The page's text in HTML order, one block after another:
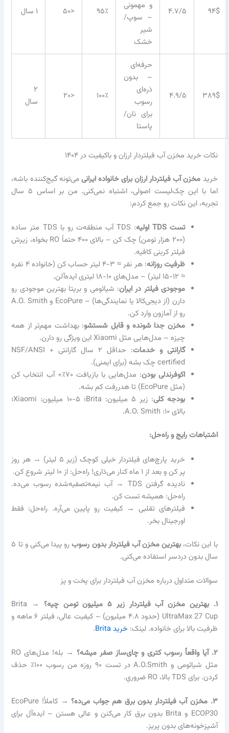
۹۴$ ۴.۷/۵
و مهمونی
– سوپ/
شیر
خشک
۹۵٪ <۵۰ ۱ سال
۳۸۹$ ۴.۹/۵
حرفه‌ای
– بدون
ذره‌ای
رسوب
برای نان/
پاستا
۱۰۰٪ <۲۰
۲
سال
نکات خرید مخزن آب فیلتردار ارزان و باکیفیت در ۱۴۰۴
خرید مخزن آب فیلتردار ارزان برای خانواده ایرانیمی‌تونه گیج‌کننده باشه،
اما با این چک‌لیست اصولی، اشتباه نمی‌کنی. من بر اساس ۵ سال
تجربه، این نکات رو جمع کردم:
تست TDS اولیه
: TDS آب منطقه‌ت رو با TDS متر ساده
(۲۰۰ هزار تومن) چک کن – بالای ۴۰۰ حتماً RO بخواه، زیرش
فیلتر کربنی کافیه.
ظرفیت روزانه
: هر نفر ≈ ۳-۴ لیتر حساب کن (خانواده ۴ نفره
≈ ۱۲-۱۵ لیتر) – مدل‌های ۱۰-۱۸ لیتری ایده‌آلن.
موجودی فیلتر در ایران: شیائومی و بریتا بهترین موجودی رو
دارن (از دیجی‌کالا یا نمایندگی‌ها) – EcoPure و A.O. Smith
رو از آمازون وارد کن.
مخزن جدا شونده و قابل شستشو: بهداشت مهم‌تر از همه
چیزه – مدل‌هایی مثل Xiaomi این ویژگی رو دارن.
گارانتی و خدمات
: حداقل ۲ سال گارانتی + NSF/ANSI
certified چک بشه (برای ایمنی).
اکوفرندلی بودن
: مدل‌هایی با بازیافت ۷۰٪+ آب انتخاب کن
(مثل EcoPure) تا هدررفت کم بشه.
بودجه کلی
: زیر ۵ میلیون: Brita؛ ۵-۱۰ میلیون: Xiaomi؛
بالای ۱۰: A.O. Smith.
اشتباهات رایج و راه‌حل:
خرید پارچ‌های فیلتردار خیلی کوچک (زیر ۵ لیتر) → هر روز
پر کن و بعد از ۱ ماه کنار می‌ذاری! راه‌حل: از ۱۰ لیتر شروع کن.
نادیده گرفتن TDS → آب نیمه‌تصفیه‌شده رسوب می‌ده.
راه‌حل: همیشه تست کن.
فیلترهای تقلبی → کیفیت رو پایین می‌آره. راه‌حل: فقط
اورجینال بخر.
با این نکات، بهترین مخزن آب فیلتردار بدون رسوب
رو پیدا می‌کنی و تا ۵
سال بدون دردسر استفاده می‌کنی.
سوالات متداول درباره مخزن آب فیلتردار برای پخت و پز
۱. بهترین مخزن آب فیلتردار زیر ۵ میلیون تومن چیه؟
→ Brita
UltraMax 27 Cup (حدود ۴.۸ میلیون) – کیفیت عالی، فیلتر ۶ ماهه و
ظرفیت بالا برای خانواده. لینک:خرید Brita .
۲. آیا واقعاً رسوب کتری و چای‌ساز صفر میشه؟
→ بله! مدل‌های RO
مثل شیائومی و A.O.Smith در تست ۹۰ روزه من رسوب ۱۰۰٪ حذف
کردن. برای TDS بالا، RO ضروریِ.
۳. مخزن آب فیلتردار بدون برق هم جواب می‌ده؟
→ کاملاً! EcoPure
ECOP30 و Brita بدون برق کار می‌کنن و عالی هستن – ایده‌آل برای
آشپزخونه‌های بدون پریز.